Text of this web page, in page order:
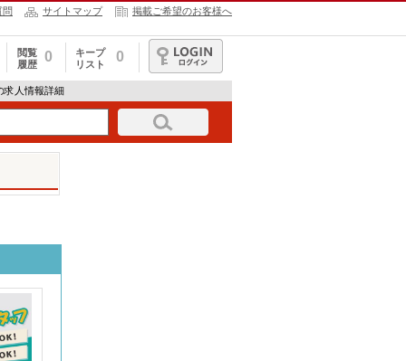
問 サイトマップ 掲載ご希望のお客様へ
閲覧
履歴
0
キープ
リスト
0
ログイン
求人情報詳細